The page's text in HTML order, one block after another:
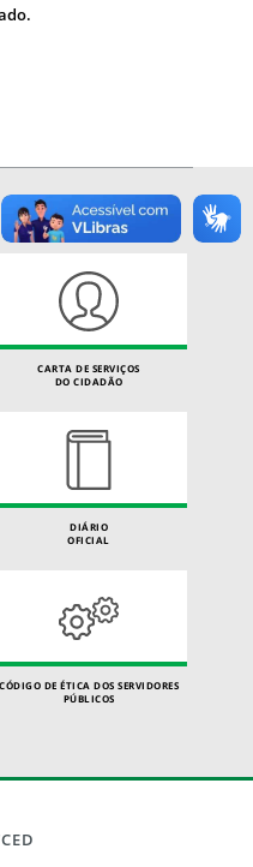
CARTA DE SERVIÇOS
DO CIDADÃO
DIÁRIO
OFICIAL
CÓDIGO DE ÉTICA DOS SERVIDORES
PÚBLICOS